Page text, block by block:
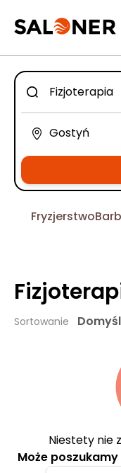
Fryzjerstwo
Sortowanie
Niestety nie
Może